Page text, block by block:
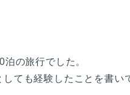
の旅行でした。
ても経験したことを書い